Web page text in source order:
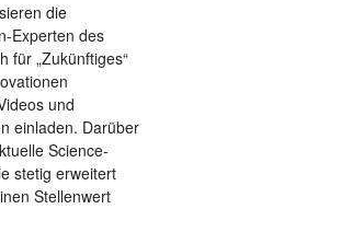
die
Experten des
für „Zukünftiges“
und
einladen. Darüber
Science-
stetig erweitert
Stellenwert